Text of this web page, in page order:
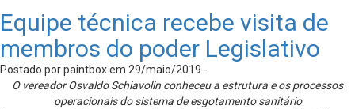
Equipe técnica recebe visita de
membros do poder Legislativo
Postado por paintbox em 29/maio/2019 -
O vereador Osvaldo Schiavolin conheceu a estrutura e os processos
operacionais do sistema de esgotamento sanitário